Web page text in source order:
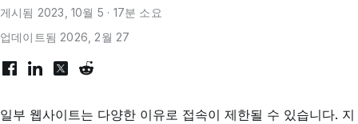
게시됨 2023, 10월 5 · 17분 소요
업데이트됨 2026, 2월 27
일부 웹사이트는 다양한 이유로 접속이 제한될 수 있습니다. 지